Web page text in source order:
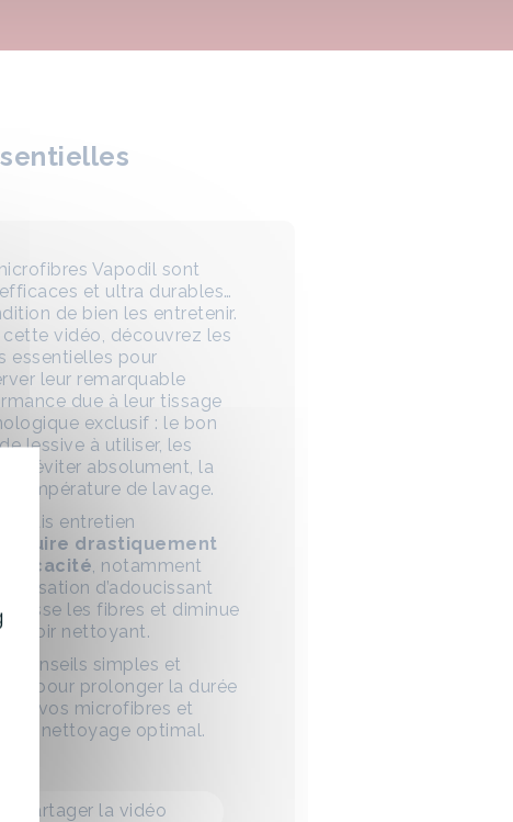
Vapodil sont
et ultra durables…
de bien les entretenir.
cette vidéo, découvrez les
essentielles pour
leur remarquable
due à leur tissage
exclusif : le bon
lessive à utiliser, les
à éviter absolument, la
température de lavage.
entretien
réduire drastiquement
efficacité, notamment
l’utilisation d’adoucissant
les fibres et diminue
nettoyant.
conseils simples et
pour prolonger la durée
de vos microfibres et
un nettoyage optimal.
Partager la vidéo